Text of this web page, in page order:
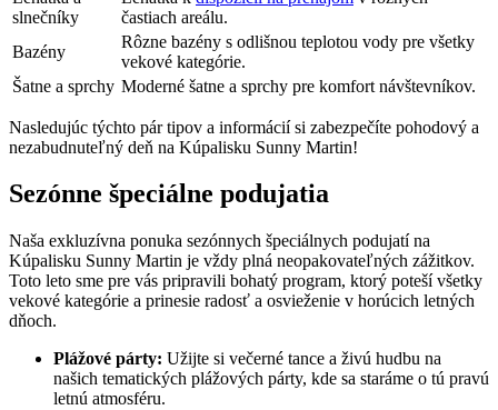
slnečníky
častiach areálu.
Bazény
Rôzne bazény s odlišnou teplotou vody pre všetky
vekové kategórie.
Šatne a sprchy Moderné šatne a sprchy pre komfort návštevníkov.
Nasledujúc týchto pár tipov a informácií si zabezpečíte pohodový a
nezabudnuteľný deň na Kúpalisku Sunny Martin!
Sezónne špeciálne podujatia
Naša exkluzívna ponuka sezónnych špeciálnych podujatí na
Kúpalisku Sunny Martin je vždy plná neopakovateľných zážitkov.
Toto leto sme pre vás pripravili bohatý program, ktorý poteší všetky
vekové kategórie a prinesie radosť a osvieženie v horúcich letných
dňoch.
Plážové párty: Užijte si večerné tance a živú hudbu na
našich tematických plážových párty, kde sa staráme o tú pravú
letnú atmosféru.